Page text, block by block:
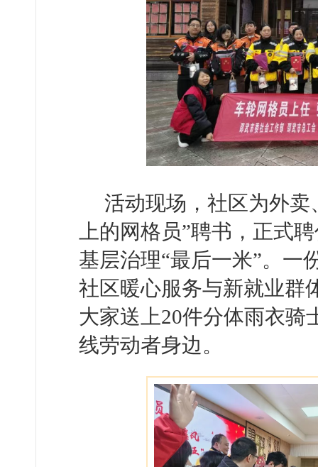
活动现场，社区为外
上的网格员”聘书，正式
基层治理“最后一米”。一
社区暖心服务与新就业群
大家送上20件分体雨衣骑
线劳动者身边。